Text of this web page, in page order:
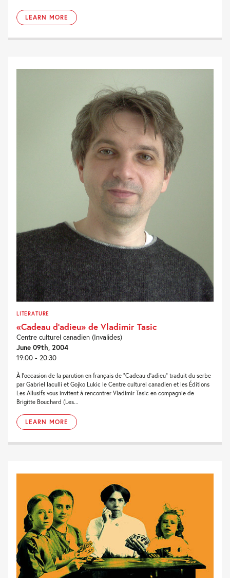
LEARN MORE
LITERATURE
«Cadeau d’adieu» de Vladimir Tasic
Centre culturel canadien (Invalides)
June 09th, 2004
19:00 - 20:30
À l’occasion de la parution en français de “Cadeau d’adieu” traduit du serbe
par Gabriel Iaculli et Gojko Lukic le Centre culturel canadien et les Éditions
Les Allusifs vous invitent à rencontrer Vladimir Tasic en compagnie de
Brigitte Bouchard (Les...
LEARN MORE